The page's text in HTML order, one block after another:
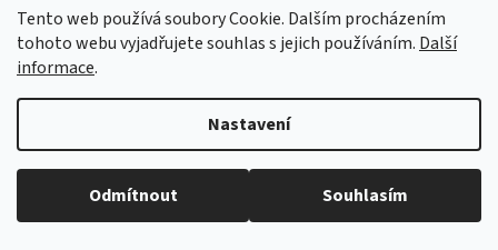
Tento web používá soubory Cookie. Dalším procházením
tohoto webu vyjadřujete souhlas s jejich používáním. Další
informace.
Nastavení
Odmítnout Souhlasím
objednání). Velikosti neodpovídají českým, prosím měřte se. Pokud se
Vám některý model líbí a chtěli byste ho v jiné barvě, tak stačí do
vyhledávání zadat číslo modelu(třeba 1960) a všechny dostupné barvy
se Vám zobrazí. Pas je nejuzší místo na šatech (většinou cca 6cm pod
Akce